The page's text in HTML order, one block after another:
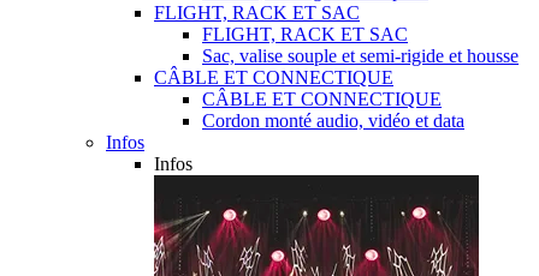
FLIGHT, RACK ET SAC
FLIGHT, RACK ET SAC
Sac, valise souple et semi-rigide et housse
CÂBLE ET CONNECTIQUE
CÂBLE ET CONNECTIQUE
Cordon monté audio, vidéo et data
Infos
Infos